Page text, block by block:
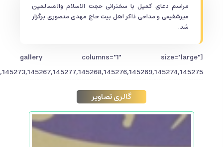
مراسم دعای کمیل با سخنرانی حجت الاسلام والمسلمین
میرشفیعی و مداحی ذاکر اهل بیت حاج مهدی منصوری برگزار
شد.
[gallery columns="1" size="large"
گالری تصاویر